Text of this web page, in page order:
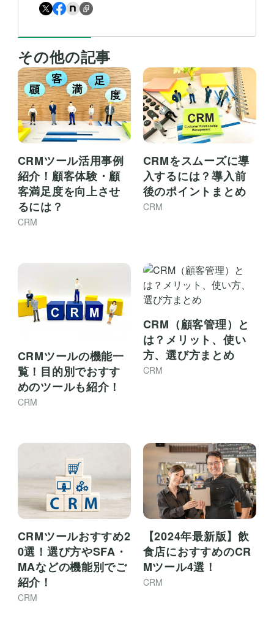
その他の記事
CRMツール活用事例
紹介！顧客体験・顧
客満足度を向上させ
るには？
CRM
CRMをスムーズに導
入するには？導入前
後のポイントまとめ
CRM
CRMツールの機能一
覧！目的別でおすす
めのツールも紹介！
CRM
CRM（顧客管理）と
は？メリット、使い
方、選び方まとめ
CRM
CRMツールおすすめ2
0選！選び方やSFA・
MAなどの機能別でご
紹介！
CRM
【2024年最新版】飲
食店におすすめのCR
Mツール4選！
CRM